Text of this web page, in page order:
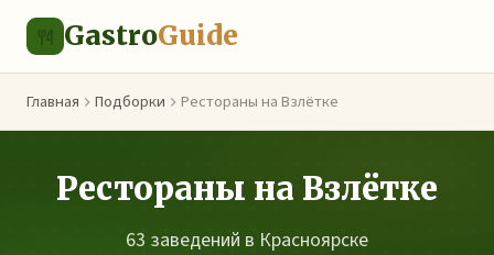
GastroGuide
Главная Подборки Рестораны на Взлётке
Рестораны на Взлётке
63 заведений в Красноярске